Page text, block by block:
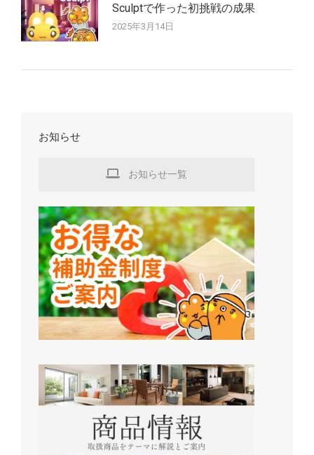
Sculptで作った初挑戦の成果
2025年3月14日
お知らせ
お知らせ一覧